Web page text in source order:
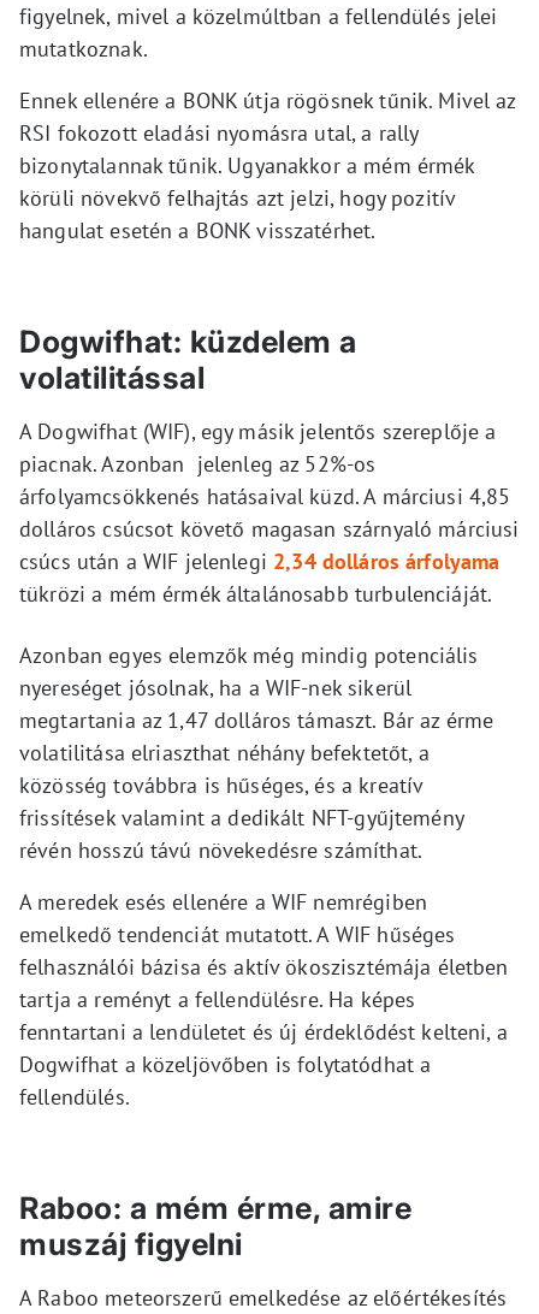
figyelnek, mivel a közelmúltban a fellendülés jelei
mutatkoznak.
Ennek ellenére a BONK útja rögösnek tűnik. Mivel az
RSI fokozott eladási nyomásra utal, a rally
bizonytalannak tűnik. Ugyanakkor a mém érmék
körüli növekvő felhajtás azt jelzi, hogy pozitív
hangulat esetén a BONK visszatérhet.
Dogwifhat: küzdelem a
volatilitással
A Dogwifhat (WIF), egy másik jelentős szereplője a
piacnak. Azonban jelenleg az 52%-os
árfolyamcsökkenés hatásaival küzd. A márciusi 4,85
dolláros csúcsot követő magasan szárnyaló márciusi
csúcs után a WIF jelenlegi 2,34 dolláros árfolyama
tükrözi a mém érmék általánosabb turbulenciáját.
Azonban egyes elemzők még mindig potenciális
nyereséget jósolnak, ha a WIF-nek sikerül
megtartania az 1,47 dolláros támaszt. Bár az érme
volatilitása elriaszthat néhány befektetőt, a
közösség továbbra is hűséges, és a kreatív
frissítések valamint a dedikált NFT-gyűjtemény
révén hosszú távú növekedésre számíthat.
A meredek esés ellenére a WIF nemrégiben
emelkedő tendenciát mutatott. A WIF hűséges
felhasználói bázisa és aktív ökoszisztémája életben
tartja a reményt a fellendülésre. Ha képes
fenntartani a lendületet és új érdeklődést kelteni, a
Dogwifhat a közeljövőben is folytatódhat a
fellendülés.
Raboo: a mém érme, amire
muszáj figyelni
A Raboo meteorszerű emelkedése az előértékesítés